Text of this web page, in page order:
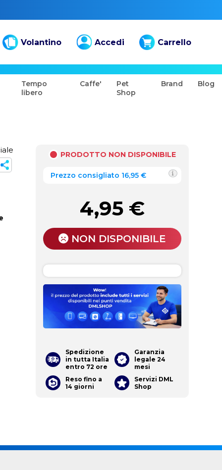
Volantino Accedi Carrello
Tempo
libero
Caffe'
Pet
Shop
Brand Blog
PRODOTTO NON DISPONIBILE
Prezzo consigliato 16,95 €
4,95 €
NON DISPONIBILE
Spedizione
in tutta Italia
entro 72 ore
Garanzia
legale 24
mesi
Reso fino a
14 giorni
Servizi DML
Shop